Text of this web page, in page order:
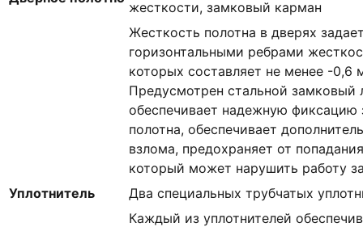
жесткости, замковый карман
Жесткость полотна в дверях
горизонтальными ребрами
которых составляет не менее -0,6
Предусмотрен стальной замковый
обеспечивает надежную фиксацию
полотна, обеспечивает
взлома, предохраняет от
который может нарушить работу
Уплотнитель
Два специальных трубчатых
Каждый из уплотнителей